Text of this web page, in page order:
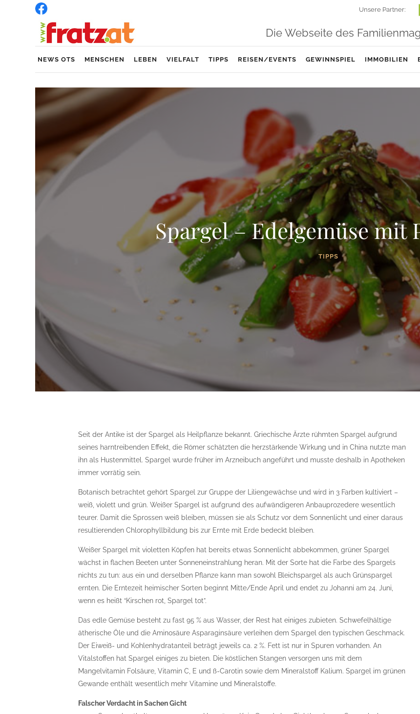
Unsere Partner:
Die Webseite des
NEWS OTS MENSCHEN LEBEN VIELFALT TIPPS REISEN/EVENTS GEWINNSPIEL IMMOBILIEN
Spargel – Edelgemüse mit
TIPPS
Seit der Antike ist der Spargel als Heilpflanze bekannt. Griechische Ärzte rühmten Spargel aufgrund
seines harntreibenden Effekt, die Römer schätzten die herzstärkende Wirkung und in China nutzte man
ihn als Hustenmittel. Spargel wurde früher im Arzneibuch angeführt und musste deshalb in Apotheken
immer vorrätig sein.
Botanisch betrachtet gehört Spargel zur Gruppe der Liliengewächse und wird in 3 Farben kultiviert –
weiß, violett und grün. Weißer Spargel ist aufgrund des aufwändigeren Anbauprozedere wesentlich
teurer. Damit die Sprossen weiß bleiben, müssen sie als Schutz vor dem Sonnenlicht und einer daraus
resultierenden Chlorophyllbildung bis zur Ernte mit Erde bedeckt bleiben.
Weißer Spargel mit violetten Köpfen hat bereits etwas Sonnenlicht abbekommen, grüner Spargel
wächst in flachen Beeten unter Sonneneinstrahlung heran. Mit der Sorte hat die Farbe des Spargels
nichts zu tun: aus ein und derselben Pflanze kann man sowohl Bleichspargel als auch Grünspargel
ernten. Die Erntezeit heimischer Sorten beginnt Mitte/Ende April und endet zu Johanni am 24. Juni,
wenn es heißt “Kirschen rot, Spargel tot”.
Das edle Gemüse besteht zu fast 95 % aus Wasser, der Rest hat einiges zubieten. Schwefelhältige
ätherische Öle und die Aminosäure Asparaginsäure verleihen dem Spargel den typischen Geschmack.
Der Eiweiß- und Kohlenhydratanteil beträgt jeweils ca. 2 %. Fett ist nur in Spuren vorhanden. An
Vitalstoffen hat Spargel einiges zu bieten. Die köstlichen Stangen versorgen uns mit dem
Mangelvitamin Folsäure, Vitamin C, E und ß-Carotin sowie dem Mineralstoff Kalium. Spargel im grünen
Gewande enthält wesentlich mehr Vitamine und Mineralstoffe.
Falscher Verdacht in Sachen Gicht